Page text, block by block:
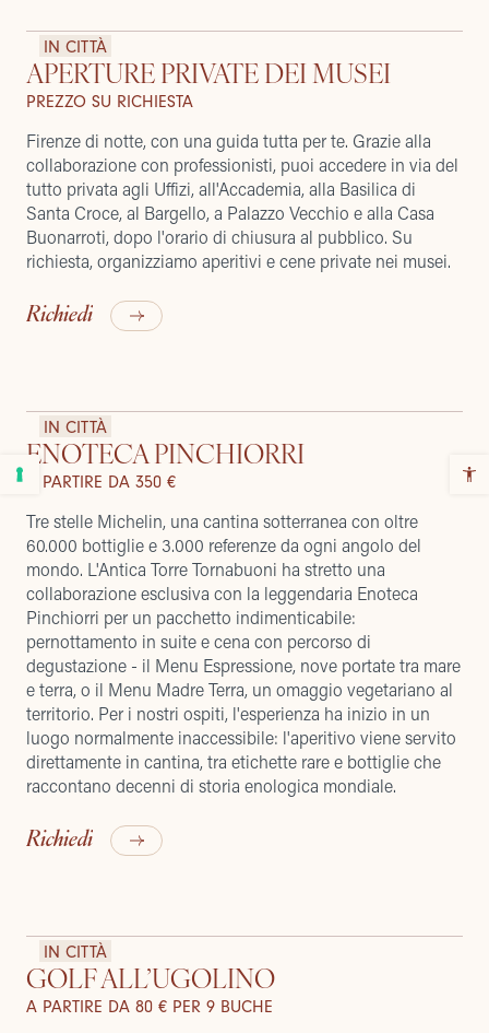
IN CITTÀ
APERTURE PRIVATE DEI MUSEI
PREZZO SU RICHIESTA
Firenze di notte, con una guida tutta per te. Grazie alla
collaborazione con professionisti, puoi accedere in via del
tutto privata agli Uffizi, all'Accademia, alla Basilica di
Santa Croce, al Bargello, a Palazzo Vecchio e alla Casa
Buonarroti, dopo l'orario di chiusura al pubblico. Su
richiesta, organizziamo aperitivi e cene private nei musei.
Richiedi
IN CITTÀ
ENOTECA PINCHIORRI
A PARTIRE DA 350 €
Tre stelle Michelin, una cantina sotterranea con oltre
60.000 bottiglie e 3.000 referenze da ogni angolo del
mondo. L'Antica Torre Tornabuoni ha stretto una
collaborazione esclusiva con la leggendaria Enoteca
Pinchiorri per un pacchetto indimenticabile:
pernottamento in suite e cena con percorso di
degustazione - il Menu Espressione, nove portate tra mare
e terra, o il Menu Madre Terra, un omaggio vegetariano al
territorio. Per i nostri ospiti, l'esperienza ha inizio in un
luogo normalmente inaccessibile: l'aperitivo viene servito
direttamente in cantina, tra etichette rare e bottiglie che
raccontano decenni di storia enologica mondiale.
Richiedi
IN CITTÀ
GOLF ALL’UGOLINO
A PARTIRE DA 80 € PER 9 BUCHE